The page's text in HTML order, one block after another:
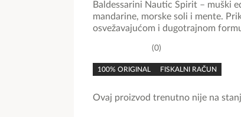
rating
0
100% ORIGINAL FISKALNI RAČUN
Baldessarini Nautic Spirit – muški
mandarine, morske soli i mente.
osvežavajućom i dugotrajnom
Ovaj proizvod trenutno nije na